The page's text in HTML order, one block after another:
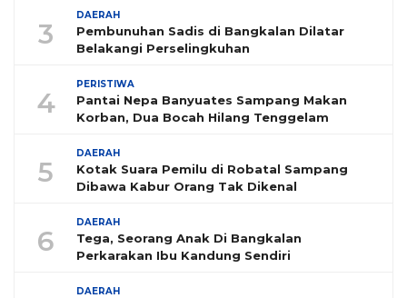
3
DAERAH
Pembunuhan Sadis di Bangkalan Dilatar
Belakangi Perselingkuhan
4
PERISTIWA
Pantai Nepa Banyuates Sampang Makan
Korban, Dua Bocah Hilang Tenggelam
5
DAERAH
Kotak Suara Pemilu di Robatal Sampang
Dibawa Kabur Orang Tak Dikenal
6
DAERAH
Tega, Seorang Anak Di Bangkalan
Perkarakan Ibu Kandung Sendiri
DAERAH